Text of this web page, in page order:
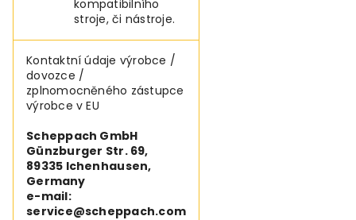
kompatibilního
stroje, či nástroje.
Kontaktní údaje výrobce /
dovozce /
zplnomocněného zástupce
výrobce v EU
Scheppach GmbH
Günzburger Str. 69,
89335 Ichenhausen,
Germany
e-mail:
service@scheppach.com